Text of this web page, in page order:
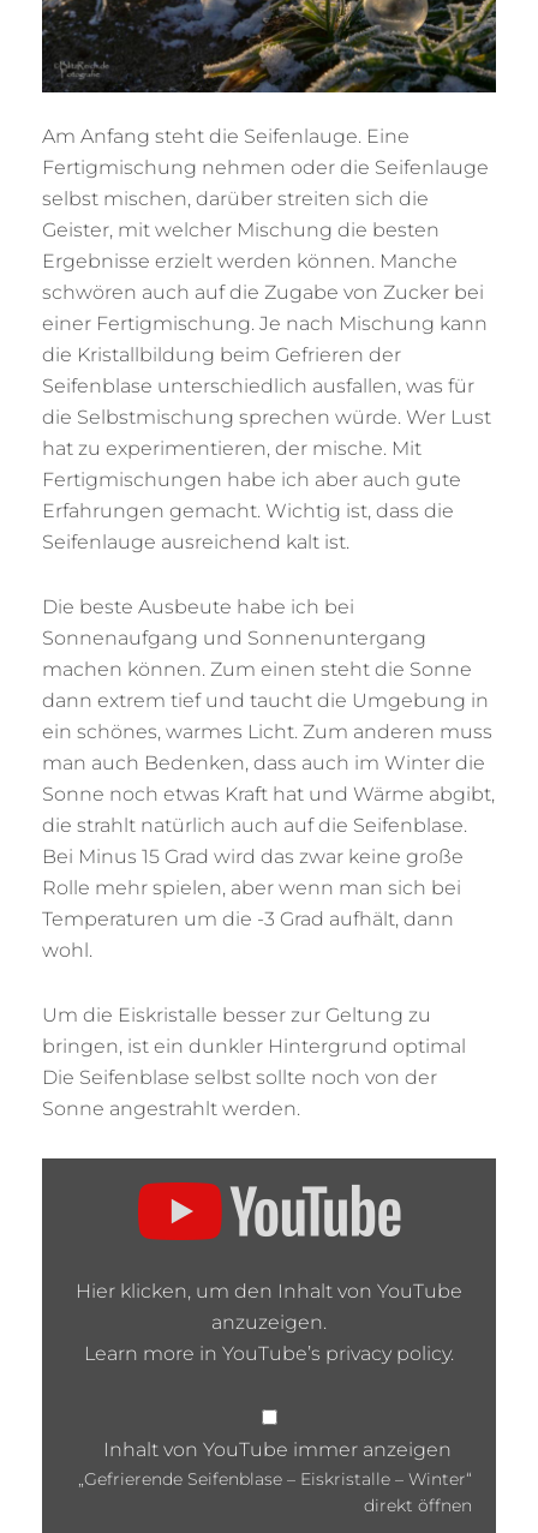
Am Anfang steht die Seifenlauge. Eine
Fertigmischung nehmen oder die Seifenlauge
selbst mischen, darüber streiten sich die
Geister, mit welcher Mischung die besten
Ergebnisse erzielt werden können. Manche
schwören auch auf die Zugabe von Zucker bei
einer Fertigmischung. Je nach Mischung kann
die Kristallbildung beim Gefrieren der
Seifenblase unterschiedlich ausfallen, was für
die Selbstmischung sprechen würde. Wer Lust
hat zu experimentieren, der mische. Mit
Fertigmischungen habe ich aber auch gute
Erfahrungen gemacht. Wichtig ist, dass die
Seifenlauge ausreichend kalt ist.
Die beste Ausbeute habe ich bei
Sonnenaufgang und Sonnenuntergang
machen können. Zum einen steht die Sonne
dann extrem tief und taucht die Umgebung in
ein schönes, warmes Licht. Zum anderen muss
man auch Bedenken, dass auch im Winter die
Sonne noch etwas Kraft hat und Wärme abgibt,
die strahlt natürlich auch auf die Seifenblase.
Bei Minus 15 Grad wird das zwar keine große
Rolle mehr spielen, aber wenn man sich bei
Temperaturen um die -3 Grad aufhält, dann
wohl.
Um die Eiskristalle besser zur Geltung zu
bringen, ist ein dunkler Hintergrund optimal
Die Seifenblase selbst sollte noch von der
Sonne angestrahlt werden.
SEIFENBLASE
EISKRISTALLE
WINTER“
ANZEIGEN
Hier klicken, um den Inhalt von YouTube
anzuzeigen.
Learn more in YouTube’s privacy policy.
Inhalt von YouTube immer anzeigen
„Gefrierende Seifenblase – Eiskristalle – Winter“
direkt öffnen